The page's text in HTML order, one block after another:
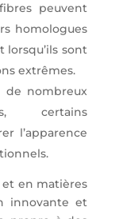
peuvent
homologues
sont
extrêmes.
de nombreux
certains
l’apparence
en matières
innovante et